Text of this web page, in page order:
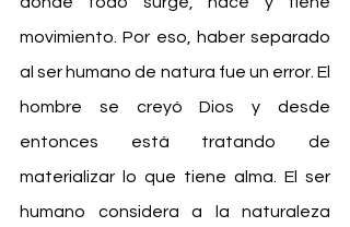
movimiento. Por eso, haber separado
al ser humano de natura fue un error. El
hombre se creyó Dios y desde
entonces está tratando de
materializar lo que tiene alma. El ser
humano considera a la naturaleza